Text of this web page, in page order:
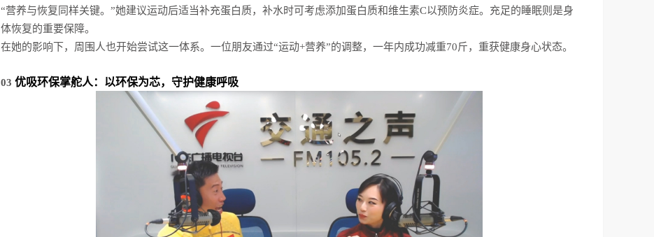
“营养与恢复同样关键。”她建议运动后适当补充蛋白质，补水时可考虑添加蛋白质和维生素C以预防炎症。充足的睡眠则是身
体恢复的重要保障。
在她的影响下，周围人也开始尝试这一体系。一位朋友通过“运动+营养”的调整，一年内成功减重70斤，重获健康身心状态。
03 优吸环保掌舵人：以环保为芯，守护健康呼吸